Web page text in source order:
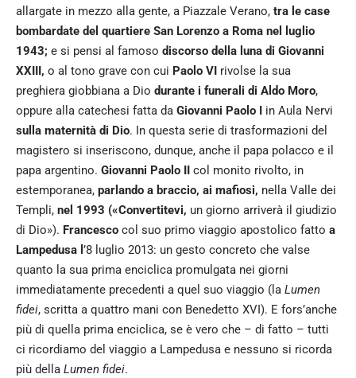
allargate in mezzo alla gente, a Piazzale Verano, tra le case
bombardate del quartiere San Lorenzo a Roma nel luglio
1943; e si pensi al famoso discorso della luna di Giovanni
XXIII, o al tono grave con cui Paolo VI rivolse la sua
preghiera giobbiana a Dio durante i funerali di Aldo Moro,
oppure alla catechesi fatta da Giovanni Paolo I in Aula Nervi
sulla maternità di Dio. In questa serie di trasformazioni del
magistero si inseriscono, dunque, anche il papa polacco e il
papa argentino. Giovanni Paolo II col monito rivolto, in
estemporanea, parlando a braccio, ai mafiosi, nella Valle dei
Templi, nel 1993 («Convertitevi, un giorno arriverà il giudizio
di Dio»). Francesco col suo primo viaggio apostolico fatto a
Lampedusa l ’8 luglio 2013: un gesto concreto che valse
quanto la sua prima enciclica promulgata nei giorni
immediatamente precedenti a quel suo viaggio (la Lumen
fidei, scritta a quattro mani con Benedetto XVI). E fors’anche
più di quella prima enciclica, se è vero che – di fatto – tutti
ci ricordiamo del viaggio a Lampedusa e nessuno si ricorda
più della Lumen fidei.